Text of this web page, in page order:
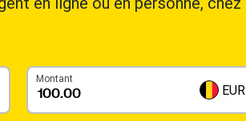
Montant
EUR